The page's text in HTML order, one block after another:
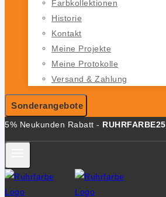
Farbkollektionen
Historie
Kontakt
Meine Projekte
Meine Protokolle
Versand & Zahlung
Sonderangebote
5% Neukunden Rabatt - RUHRFARBE25